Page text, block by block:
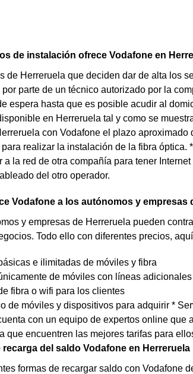
de instalación ofrece Vodafone en
de Herreruela que deciden dar de alta los
parte de un técnico autorizado por la
espera hasta que es posible acudir al
en Herreruela tal y como se
con Vodafone el plazo
para realizar la instalación de la fibra
a la red de otra compañía para tener
del otro operador.
Vodafone a los autónomos y empresas
y empresas de Herreruela pueden
Todo ello con diferentes precios,
e ilimitadas de móviles y fibra
de móviles con líneas
fibra o wifi para los clientes
de móviles y dispositivos para adquirir *
con un equipo de expertos online
que encuentren las mejores tarifas para
recarga del saldo Vodafone en Herreruela
formas de recargar saldo con Vodafone